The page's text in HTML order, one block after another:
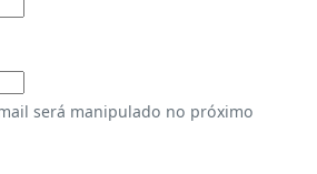
será manipulado no próximo